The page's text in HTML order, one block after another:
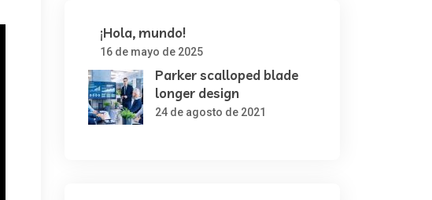
¡Hola, mundo!
16 de mayo de 2025
Parker scalloped blade
longer design
24 de agosto de 2021